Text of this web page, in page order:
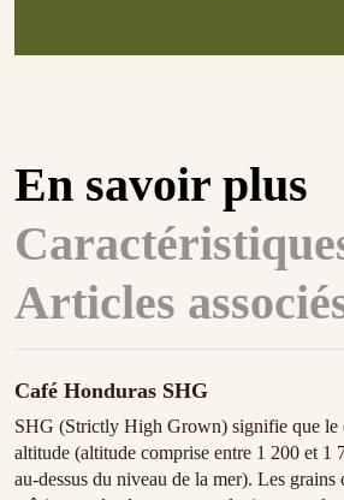
En savoir plus
Articles
Café Honduras SHG
SHG (Strictly High Grown) signifie que le
altitude (altitude comprise entre 1 200 et 1
au-dessus du niveau de la mer). Les